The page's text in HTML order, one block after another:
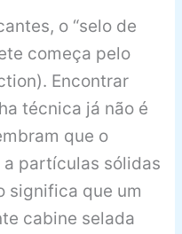
o “selo de
começa pelo
Encontrar
técnica já não é
que o
partículas sólidas
significa que um
cabine selada